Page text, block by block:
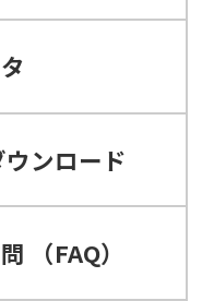
ウンロード
（FAQ）